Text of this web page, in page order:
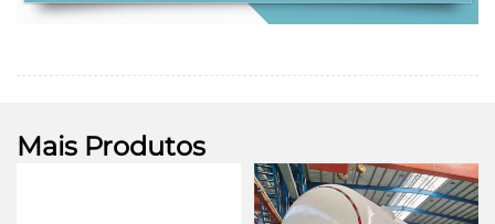
Mais Produtos